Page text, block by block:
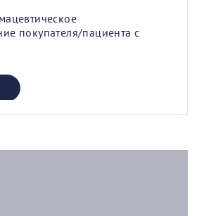
покупателя/пациента с